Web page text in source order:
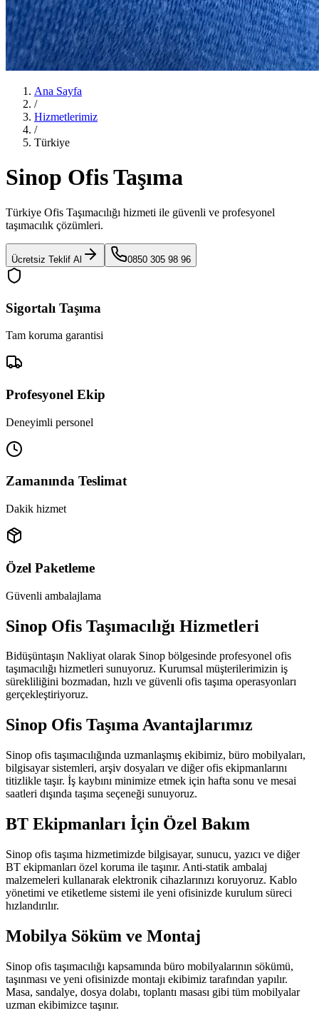
Ana Sayfa
/
Hizmetlerimiz
/
Türkiye
Sinop Ofis Taşıma
Türkiye Ofis Taşımacılığı hizmeti ile güvenli ve profesyonel
taşımacılık çözümleri.
Ücretsiz Teklif Al 0850 305 98 96
Sigortalı Taşıma
Tam koruma garantisi
Profesyonel Ekip
Deneyimli personel
Zamanında Teslimat
Dakik hizmet
Özel Paketleme
Güvenli ambalajlama
Sinop Ofis Taşımacılığı Hizmetleri
Bidüşüntaşın Nakliyat olarak Sinop bölgesinde profesyonel ofis
taşımacılığı hizmetleri sunuyoruz. Kurumsal müşterilerimizin iş
sürekliliğini bozmadan, hızlı ve güvenli ofis taşıma operasyonları
gerçekleştiriyoruz.
Sinop Ofis Taşıma Avantajlarımız
Sinop ofis taşımacılığında uzmanlaşmış ekibimiz, büro mobilyaları,
bilgisayar sistemleri, arşiv dosyaları ve diğer ofis ekipmanlarını
titizlikle taşır. İş kaybını minimize etmek için hafta sonu ve mesai
saatleri dışında taşıma seçeneği sunuyoruz.
BT Ekipmanları İçin Özel Bakım
Sinop ofis taşıma hizmetimizde bilgisayar, sunucu, yazıcı ve diğer
BT ekipmanları özel koruma ile taşınır. Anti-statik ambalaj
malzemeleri kullanarak elektronik cihazlarınızı koruyoruz. Kablo
yönetimi ve etiketleme sistemi ile yeni ofisinizde kurulum süreci
hızlandırılır.
Mobilya Söküm ve Montaj
Sinop ofis taşımacılığı kapsamında büro mobilyalarının sökümü,
taşınması ve yeni ofisinizde montajı ekibimiz tarafından yapılır.
Masa, sandalye, dosya dolabı, toplantı masası gibi tüm mobilyalar
uzman ekibimizce taşınır.